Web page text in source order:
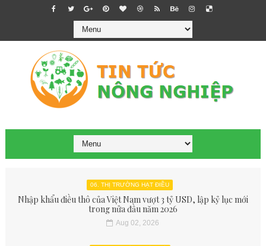
06. THỊ TRƯỜNG HẠT ĐIỀU
Nhập khẩu điều thô của Việt Nam vượt 3 tỷ USD, lập kỷ lục mới
trong nửa đầu năm 2026
Aug 02, 2026